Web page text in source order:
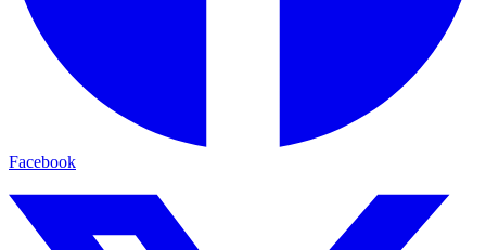
Facebook